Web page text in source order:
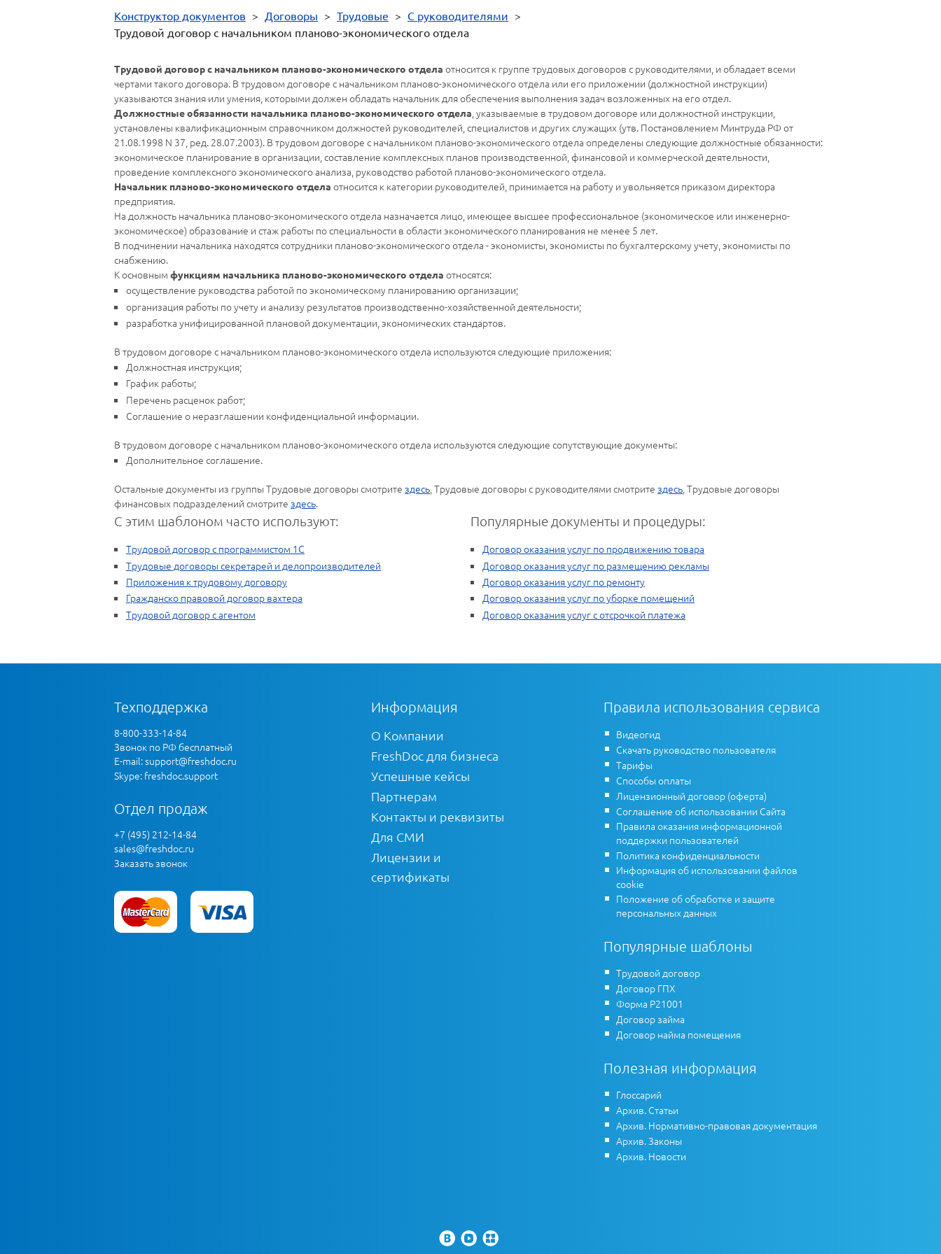
Конструктор документов > Договоры > Трудовые > С руководителями >
Трудовой договор с начальником планово-экономического отдела
Трудовой договор с начальником планово-экономического отдела относится к группе трудовых договоров с руководителями, и обладает всеми
чертами такого договора. В трудовом договоре с начальником планово-экономического отдела или его приложении (должностной инструкции)
указываются знания или умения, которыми должен обладать начальник для обеспечения выполнения задач возложенных на его отдел.
Должностные обязанности начальника планово-экономического отдела, указываемые в трудовом договоре или должностной инструкции,
установлены квалификационным справочником должностей руководителей, специалистов и других служащих (утв. Постановлением Минтруда РФ от
21.08.1998 N 37, ред. 28.07.2003). В трудовом договоре с начальником планово-экономического отдела определены следующие должностные обязанности:
экономическое планирование в организации, составление комплексных планов производственной, финансовой и коммерческой деятельности,
проведение комплексного экономического анализа, руководство работой планово-экономического отдела.
Начальник планово-экономического отдела относится к категории руководителей, принимается на работу и увольняется приказом директора
предприятия.
На должность начальника планово-экономического отдела назначается лицо, имеющее высшее профессиональное (экономическое или инженерно-
экономическое) образование и стаж работы по специальности в области экономического планирования не менее 5 лет.
В подчинении начальника находятся сотрудники планово-экономического отдела - экономисты, экономисты по бухгалтерскому учету, экономисты по
снабжению.
К основным функциям начальника планово-экономического отдела относятся:
осуществление руководства работой по экономическому планированию организации;
организация работы по учету и анализу результатов производственно-хозяйственной деятельности;
разработка унифицированной плановой документации, экономических стандартов.
В трудовом договоре c начальником планово-экономического отдела используются следующие приложения:
Должностная инструкция;
График работы;
Перечень расценок работ;
Соглашение о неразглашении конфиденциальной информации.
В трудовом договоре с начальником планово-экономического отдела используются следующие сопутствующие документы:
Дополнительное соглашение.
Остальные документы из группы Трудовые договоры смотрите здесь, Трудовые договоры с руководителями смотрите здесь, Трудовые договоры
финансовых подразделений смотрите здесь.
С этим шаблоном часто используют:
Трудовой договор с программистом 1С
Трудовые договоры секретарей и делопроизводителей
Приложения к трудовому договору
Гражданско правовой договор вахтера
Трудовой договор с агентом
Популярные документы и процедуры:
Договор оказания услуг по продвижению товара
Договор оказания услуг по размещению рекламы
Договор оказания услуг по ремонту
Договор оказания услуг по уборке помещений
Договор оказания услуг с отсрочкой платежа
Техподдержка
8-800-333-14-84
Звонок по РФ бесплатный
E-mail:support@freshdoc.ru
Skype: freshdoc.support
Отдел продаж
+7 (495) 212-14-84
sales@freshdoc.ru
Заказать звонок
Информация
О Компании
FreshDoc для бизнеса
Успешные кейсы
Партнерам
Контакты и реквизиты
Для СМИ
Лицензии и
сертификаты
Правила использования сервиса
Видеогид
Скачать руководство пользователя
Тарифы
Способы оплаты
Лицензионный договор (оферта)
Соглашение об использовании Сайта
Правила оказания информационной
поддержки пользователей
Политика конфиденциальности
Информация об использовании файлов
cookie
Положение об обработке и защите
персональных данных
Популярные шаблоны
Трудовой договор
Договор ГПХ
Форма Р21001
Договор займа
Договор найма помещения
Полезная информация
Глоссарий
Архив. Статьи
Архив. Нормативно-правовая документация
Архив. Законы
Архив. Новости